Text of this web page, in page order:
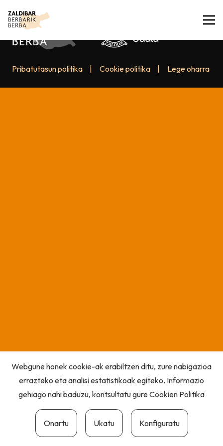
Pribatutasun politika Cookie politika Lege oharra
Webgune honek cookie-ak erabiltzen ditu, zure nabigazioa
errazteko eta analisi estatistikoak egiteko. Informazio
gehiago nahi baduzu, kontsultatu gureCookien Politika
Onartu Ukatu Konfiguratu